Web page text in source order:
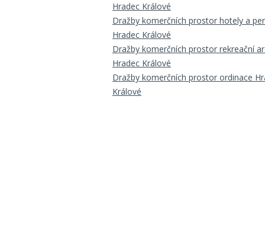
Hradec Králové
Dražby komerčních prostor hotely a
Hradec Králové
Dražby komerčních prostor rekreační
Hradec Králové
Dražby komerčních prostor ordinace
Králové